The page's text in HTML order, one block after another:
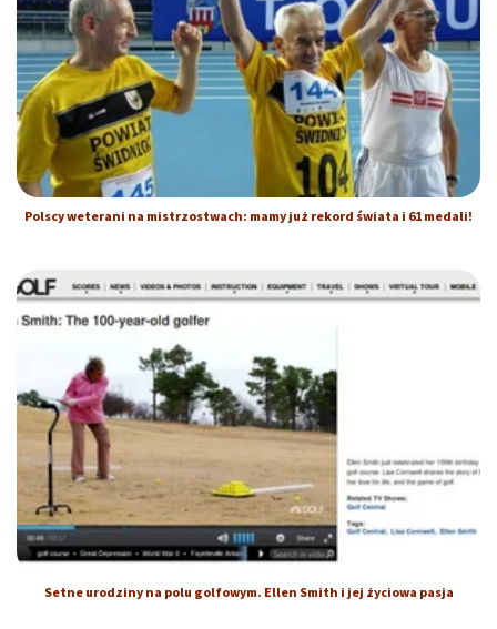
Polscy weterani na mistrzostwach: mamy już rekord świata i 61 medali!
Setne urodziny na polu golfowym. Ellen Smith i jej życiowa pasja